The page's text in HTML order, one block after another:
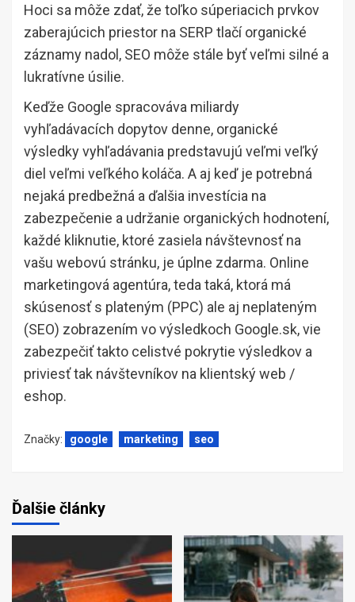
Hoci sa môže zdať, že toľko súperiacich prvkov
zaberajúcich priestor na SERP tlačí organické
záznamy nadol, SEO môže stále byť veľmi silné a
lukratívne úsilie.
Keďže Google spracováva miliardy
vyhľadávacích dopytov denne, organické
výsledky vyhľadávania predstavujú veľmi veľký
diel veľmi veľkého koláča. A aj keď je potrebná
nejaká predbežná a ďalšia investícia na
zabezpečenie a udržanie organických hodnotení,
každé kliknutie, ktoré zasiela návštevnosť na
vašu webovú stránku, je úplne zdarma. Online
marketingová agentúra, teda taká, ktorá má
skúsenosť s plateným (PPC) ale aj neplateným
(SEO) zobrazením vo výsledkoch Google.sk, vie
zabezpečiť takto celistvé pokrytie výsledkov a
priviesť tak návštevníkov na klientský web /
eshop.
Značky: google marketing seo
Ďalšie články